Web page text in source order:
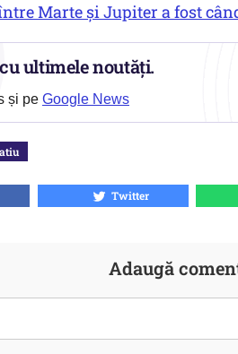
Marte și Jupiter a fost
ultimele noutăți.
și pe Google News
Twitter
Adaugă